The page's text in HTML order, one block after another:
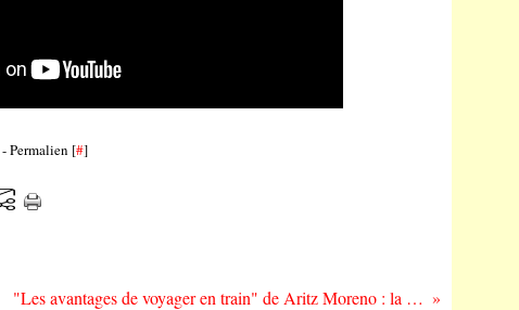
- Permalien [#]
"Les avantages de voyager en train" de Aritz Moreno : la vraisemblance est surévaluée !